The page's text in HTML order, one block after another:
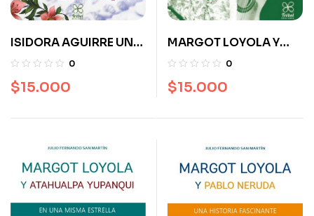
ISIDORA AGUIRRE UNA
DRAMATURGA
0
$15.000
MARGOT LOYOLA Y
ALEJANDRO
JUNTOS POR PARÍS.
0
$15.000